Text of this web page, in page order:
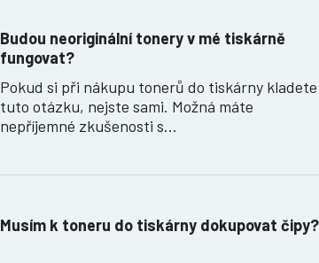
Budou neoriginální tonery v mé tiskárně
fungovat?
Pokud si při nákupu tonerů do tiskárny kladete
tuto otázku, nejste sami. Možná máte
nepříjemné zkušenosti s…
Musím k toneru do tiskárny dokupovat čipy?